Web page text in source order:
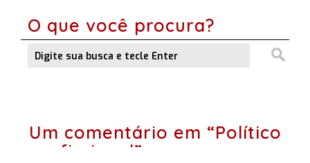
O que você procura?
Um comentário em “Político
profissional”